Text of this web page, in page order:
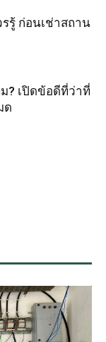
รู้ ก่อนเช่าสถาน
? เปิดข้อดีที่ว่าที่
ด